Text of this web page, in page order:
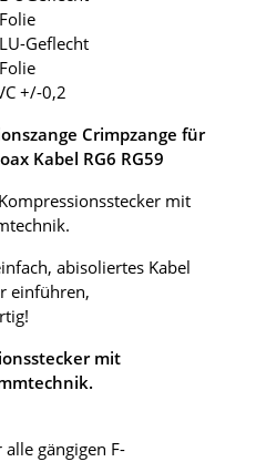
Geflecht
+/-0,2
Crimpzange für
Kabel RG6 RG59
mit
abisoliertes Kabel
einführen,
mit
gängigen F-